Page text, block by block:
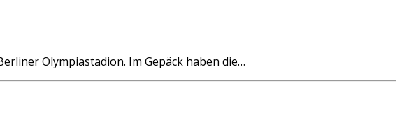
Olympiastadion. Im Gepäck haben die…